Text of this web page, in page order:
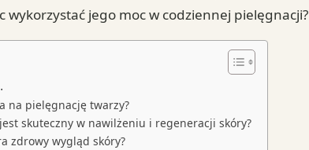
wykorzystać jego moc w codziennej pielęgnacji?
na pielęgnację twarzy?
skuteczny w nawilżeniu i regeneracji skóry?
zdrowy wygląd skóry?